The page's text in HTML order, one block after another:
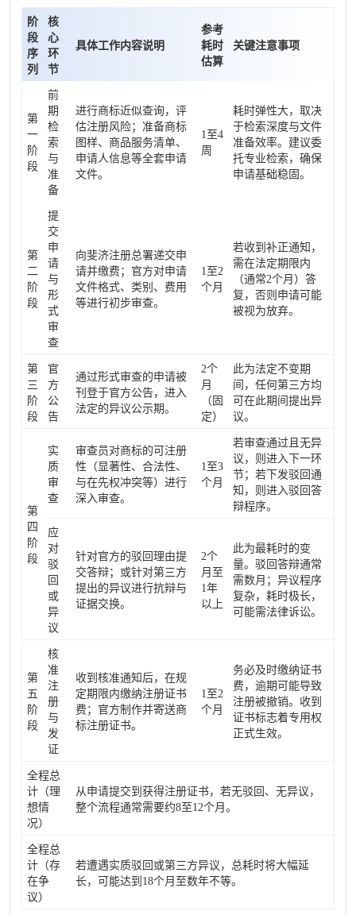
阶
段
序
列
核
心
环
节
具体工作内容说明
参考
耗时
估算
关键注意事项
第
一
阶
段
前
期
检
索
与
准
备
进行商标近似查询，评
估注册风险；准备商标
图样、商品服务清单、
申请人信息等全套申请
文件。
1至4
周
耗时弹性大，取决
于检索深度与文件
准备效率。建议委
托专业检索，确保
申请基础稳固。
第
二
阶
段
提
交
申
请
与
形
式
审
查
向斐济注册总署递交申
请并缴费；官方对申请
文件格式、类别、费用
等进行初步审查。
1至2
个月
若收到补正通知，
需在法定期限内
（通常2个月）答
复，否则申请可能
被视为放弃。
第
三
阶
段
官
方
公
告
通过形式审查的申请被
刊登于官方公告，进入
法定的异议公示期。
2个
月
（固
定）
此为法定不变期
间，任何第三方均
可在此期间提出异
议。
第
四
阶
段
实
质
审
查
审查员对商标的可注册
性（显著性、合法性、
与在先权冲突等）进行
深入审查。
1至3
个月
若审查通过且无异
议，则进入下一环
节；若下发驳回通
知，则进入驳回答
辩程序。
应
对
驳
回
或
异
议
针对官方的驳回理由提
交答辩；或针对第三方
提出的异议进行抗辩与
证据交换。
2个
月至
1年
以上
此为最耗时的变
量。驳回答辩通常
需数月；异议程序
复杂，耗时极长，
可能需法律诉讼。
第
五
阶
段
核
准
注
册
与
发
证
收到核准通知后，在规
定期限内缴纳注册证书
费；官方制作并寄送商
标注册证书。
1至2
个月
务必及时缴纳证书
费，逾期可能导致
注册被撤销。收到
证书标志着专用权
正式生效。
全程总
计（理
想情
况）
从申请提交到获得注册证书，若无驳回、无异议，
整个流程通常需要约8至12个月。
全程总
计（存
在争
议）
若遭遇实质驳回或第三方异议，总耗时将大幅延
长，可能达到18个月至数年不等。